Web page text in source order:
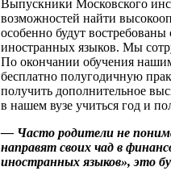
Выпускники Московского
возможностей найти
особенно будут
иностранных языков. Мы
По окончании обучения
бесплатно полугодичную
получить дополнительное
в нашем вузе учиться год и
— Часто родители не
направят своих чад в
иностранных языков», это